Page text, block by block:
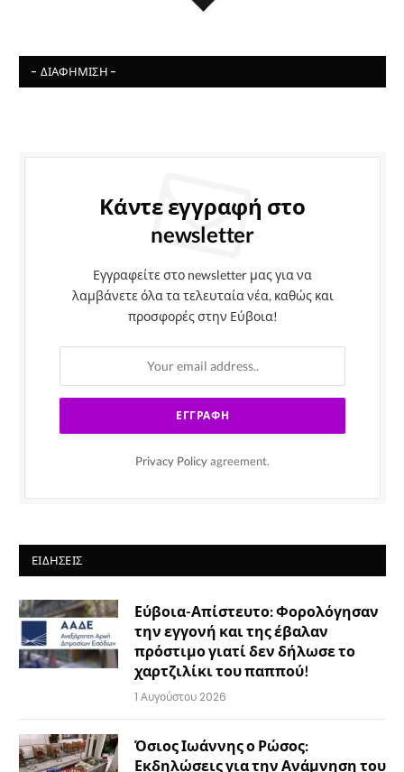
- ΔΙΑΦΉΜΙΣΗ -
Κάντε εγγραφή στο
newsletter
Εγγραφείτε στο newsletter μας για να
λαμβάνετε όλα τα τελευταία νέα, καθώς και
προσφορές στην Εύβοια!
Privacy Policy agreement.
ΕΙΔΉΣΕΙΣ
Εύβοια-Απίστευτο: Φορολόγησαν
την εγγονή και της έβαλαν
πρόστιμο γιατί δεν δήλωσε το
χαρτζιλίκι του παππού!
1 Αυγούστου 2026
Όσιος Ιωάννης ο Ρώσος:
Εκδηλώσεις για την Ανάμνηση του